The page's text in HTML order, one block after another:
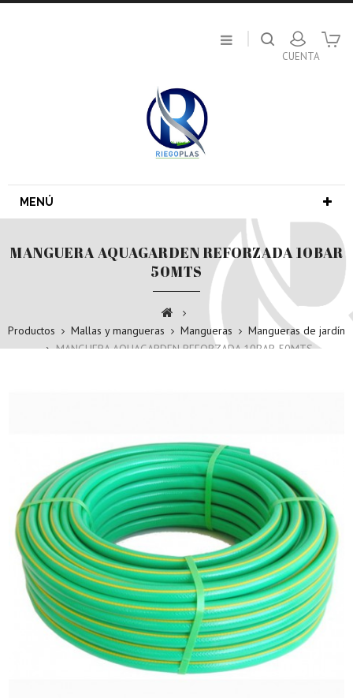
MENÚ
MANGUERA AQUAGARDEN REFORZADA 10BAR
50MTS
Productos Mallas y mangueras Mangueras
Mangueras de jardín
MANGUERA AQUAGARDEN REFORZADA 10BAR 50MTS